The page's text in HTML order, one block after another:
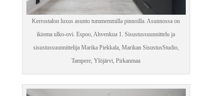
Kerrostalon luxus asunto tummemmilla pinnoilla. Asunnossa on
ikioma ulko-ovi. Espoo, Ahvenkua 1. Sisustussuunnittelu ja
sisustussuunnittelija Marika Piekkala, Marikan SisustusStudio,
Tampere, Ylöjärvi, Pirkanmaa